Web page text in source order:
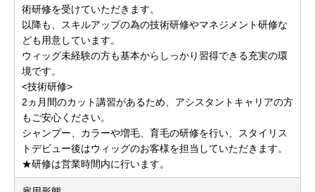
術研修を受けていただきます。
以降も、スキルアップの為の技術研修やマネジメント研修な
ども用意しています。
ウィッグ未経験の方も基本からしっかり習得できる充実の環
境です。
<技術研修>
2ヵ月間のカット講習があるため、アシスタントキャリアの方
もご安心ください。
シャンプー、カラーや増毛、育毛の研修を行い、スタイリス
トデビュー後はウィッグのお客様を担当していただきます。
★研修は営業時間内に行います。